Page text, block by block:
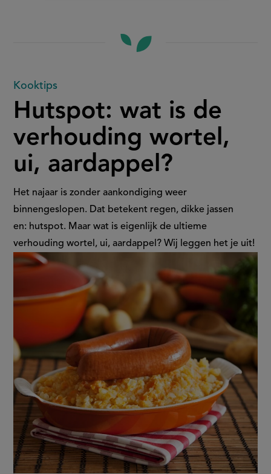
Hutspot:
wat
de
verhouding
wortel,
ui,
aardappel?
Kooktips
Hutspot: wat is de
verhouding wortel,
ui, aardappel?
Het najaar is zonder aankondiging weer
binnengeslopen. Dat betekent regen, dikke jassen
en: hutspot. Maar wat is eigenlijk de ultieme
verhouding wortel, ui, aardappel? Wij leggen het je uit!